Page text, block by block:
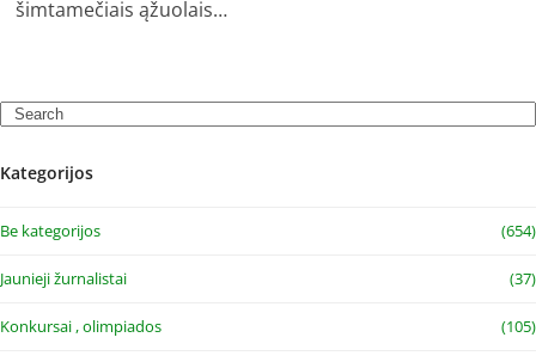
šimtamečiais ąžuolais…
Search
Kategorijos
Be kategorijos (654)
Jaunieji žurnalistai (37)
Konkursai , olimpiados (105)